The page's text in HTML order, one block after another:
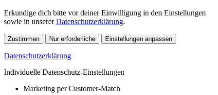
Erkundige dich bitte vor deiner Einwilligung in den Einstellungen
sowie in unsererDatenschutzerklärung.
Zustimmen Nur erforderliche Einstellungen anpassen
Datenschutzerklärung
Individuelle Datenschutz-Einstellungen
Marketing per Customer-Match